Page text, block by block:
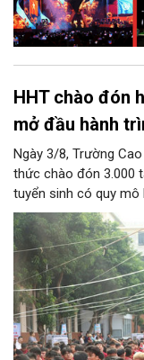
HHT chào đón
mở đầu hành
Ngày 3/8, Trường
thức chào đón 3.000
tuyển sinh có quy mô
bước chuyển mình